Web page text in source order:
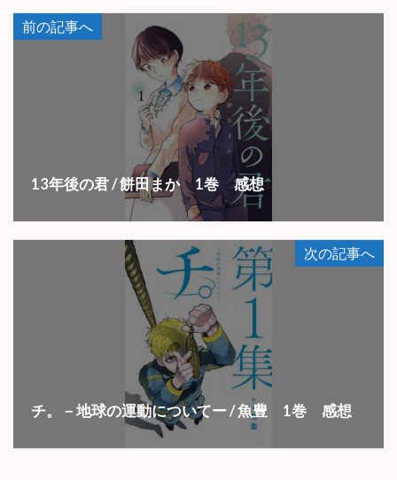
前の記事へ
13年後の君 / 餅田まか 1巻 感想
次の記事へ
チ。－地球の運動についてー / 魚豊 1巻 感想